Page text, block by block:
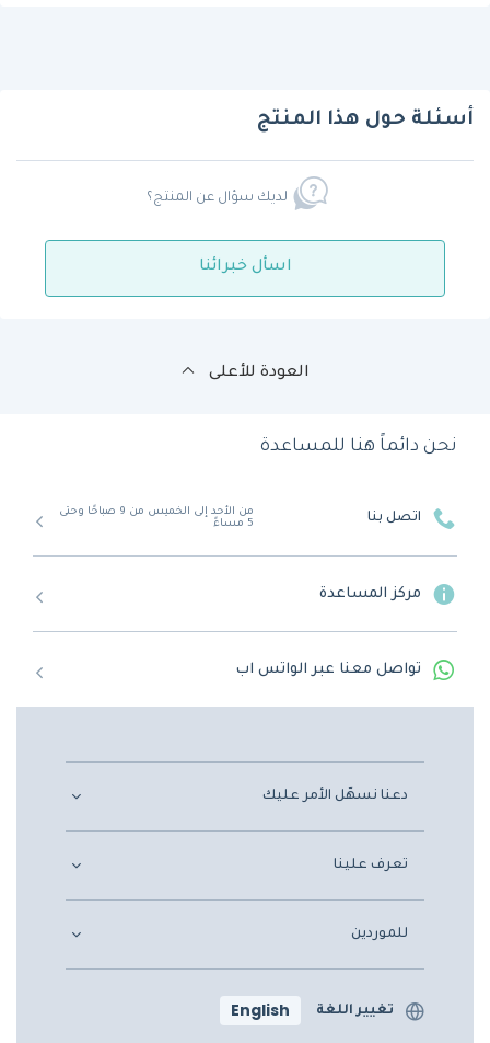
أسئلة حول هذا المنتج
لديك سؤال عن المنتج؟
اسأل خبرائنا
العودة للأعلى
نحن دائماً هنا للمساعدة
اتصل بنا
من الأحد إلى الخميس من 9 صباحًا وحتى
5 مساءً
مركز المساعدة
تواصل معنا عبر الواتس اب
دعنا نسهّل الأمر عليك
تعرف علينا
للموردين
تغيير اللغة English